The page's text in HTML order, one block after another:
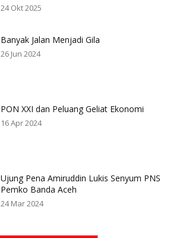
24 Okt 2025
Banyak Jalan Menjadi Gila
26 Jun 2024
PON XXI dan Peluang Geliat Ekonomi
16 Apr 2024
Ujung Pena Amiruddin Lukis Senyum PNS
Pemko Banda Aceh
24 Mar 2024